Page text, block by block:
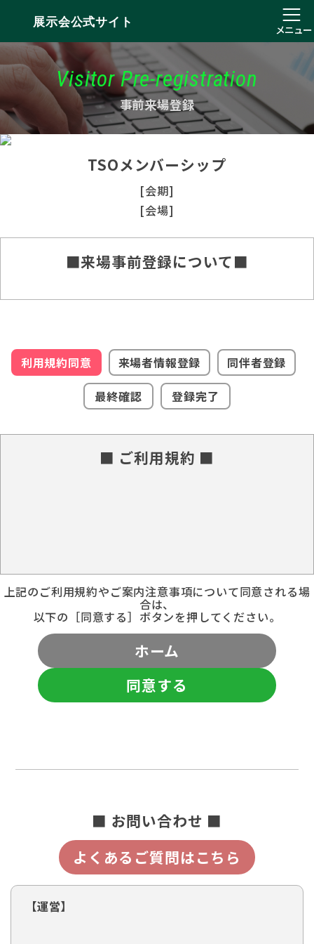
展示会公式サイト
メニュー
Visitor Pre-registration
事前来場登録
TSOメンバーシップ
[会期]
[会場]
■来場事前登録について■
利用規約同意 来場者情報登録
同伴者登録
最終確認
登録完了
■ ご利用規約 ■
上記のご利用規約やご案内注意事項について同意される場
合は、
以下の［同意する］ボタンを押してください。
ホーム
同意する
■ お問い合わせ ■
よくあるご質問はこちら
【運営】